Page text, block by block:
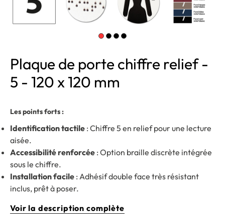
Plaque de porte chiffre relief -
5 - 120 x 120 mm
Les points forts :
Identification tactile : Chiffre 5 en relief pour une lecture
aisée.
Accessibilité renforcée : Option braille discrète intégrée
sous le chiffre.
Installation facile : Adhésif double face très résistant
inclus, prêt à poser.
Voir la description complète